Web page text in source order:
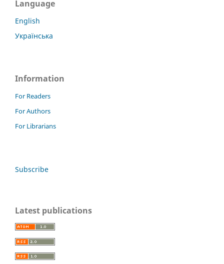
Language
English
Українська
Information
For Readers
For Authors
For Librarians
Subscribe
Latest publications